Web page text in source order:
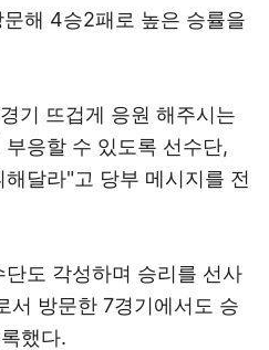
해 4승2패로 높은 승률을
기 뜨겁게 응원 해주시는
응할 수 있도록 선수단,
달라"고 당부 메시지를 전
도 각성하며 승리를 선사
서 방문한 7경기에서도 승
했다.